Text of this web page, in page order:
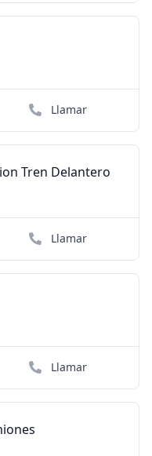
Llamar
Tren Delantero
Llamar
Llamar